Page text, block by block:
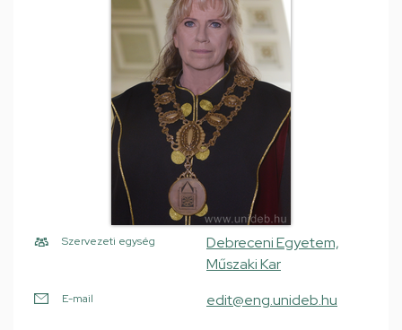
Szervezeti egység
Debreceni Egyetem,
Műszaki Kar
E-mail edit@eng.unideb.hu